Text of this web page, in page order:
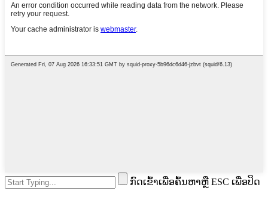
ກົດເຂົ້າເພື່ອຄົ້ນຫາຫຼື ESC ເພື່ອປິດ